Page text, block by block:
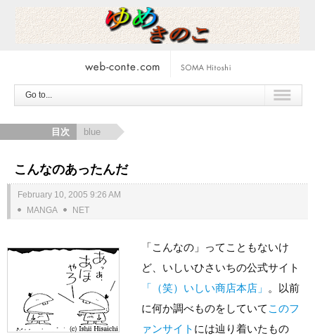
Go to...
blue
目次
こんなのあったんだ
February 10, 2005 9:26 AM
MANGA
NET
「こんなの」ってこともないけ
ど、いしいひさいちの公式サイト
「（笑）いしい商店本店」
。以前
に何か調べものをしていて このフ
ァンサイト には辿り着いたもの